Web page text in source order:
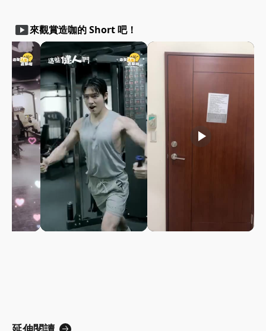
smart_display來觀賞造咖的 Short 吧！
play_arrow play_arrow